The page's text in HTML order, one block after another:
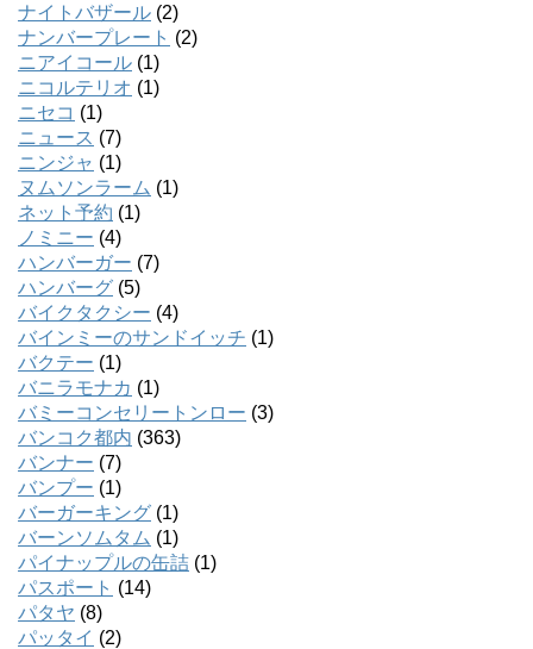
ナイトバザール (2)
ナンバープレート (2)
ニアイコール (1)
ニコルテリオ (1)
ニセコ (1)
ニュース (7)
ニンジャ (1)
ヌムソンラーム (1)
ネット予約 (1)
ノミニー (4)
ハンバーガー (7)
ハンバーグ (5)
バイクタクシー (4)
バインミーのサンドイッチ (1)
バクテー (1)
バニラモナカ (1)
バミーコンセリートンロー (3)
バンコク都内 (363)
バンナー (7)
バンプー (1)
バーガーキング (1)
バーンソムタム (1)
パイナップルの缶詰 (1)
パスポート (14)
パタヤ (8)
パッタイ (2)